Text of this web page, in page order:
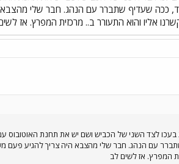
ככה שעדיף שתברר עם הנהג. חבר שלי מהצבא
אליו והוא התעורר ב.. מרכזית המפרץ. אז
של הכביש ושם יש את תחנת האוטובוס עם אותם קוים. הקוים לכרמיאל
עם הנהג. חבר שלי מהצבא היה צריך להגיע פעם
המפרץ. אז לשים לב